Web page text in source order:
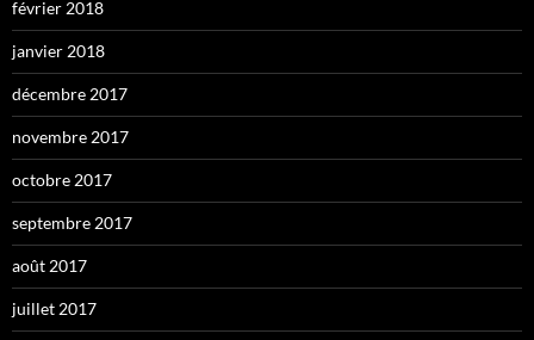
février 2018
janvier 2018
décembre 2017
novembre 2017
octobre 2017
septembre 2017
août 2017
juillet 2017